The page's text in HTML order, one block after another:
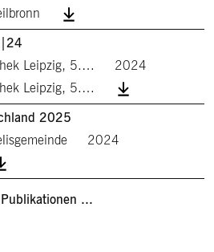
Leipzig, 5.…
2024
Leipzig, 5.…
2025
2024
...